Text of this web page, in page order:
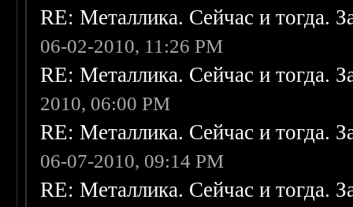
RE: Металлика. Сейчас и тогда.
06-02-2010, 11:26 PM
RE: Металлика. Сейчас и тогда.
2010, 06:00 PM
RE: Металлика. Сейчас и тогда.
06-07-2010, 09:14 PM
RE: Металлика. Сейчас и тогда.